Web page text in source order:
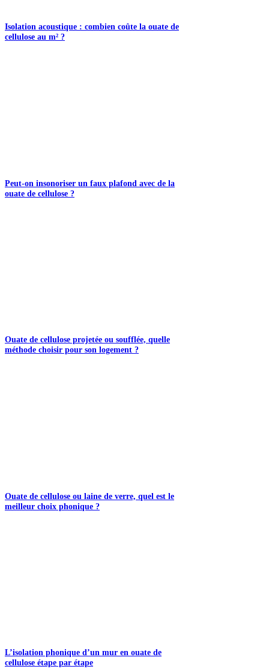
Isolation acoustique : combien coûte la ouate de
cellulose au m² ?
Peut-on insonoriser un faux plafond avec de la
ouate de cellulose ?
Ouate de cellulose projetée ou soufflée, quelle
méthode choisir pour son logement ?
Ouate de cellulose ou laine de verre, quel est le
meilleur choix phonique ?
L’isolation phonique d’un mur en ouate de
cellulose étape par étape